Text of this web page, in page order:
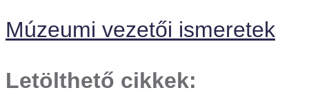
Múzeumi vezetői ismeretek
Letölthető cikkek: